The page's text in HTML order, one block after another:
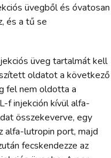
üvegből és óvatosan
és a tű se
üveg tartalmát kell
oldatot a következő
fel nem oldotta a
f injekción kívül alfa-
összekeverve, egy
alfa-lutropin port, majd
fecskendezze az